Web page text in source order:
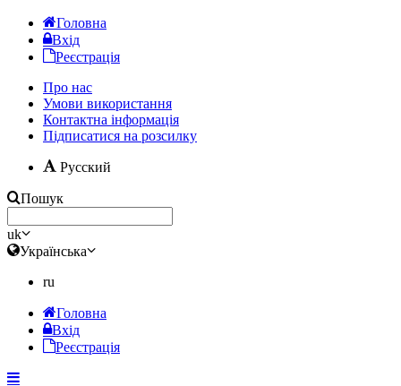
Головна
Вхід
Реєстрація
Про нас
Умови використання
Контактна інформація
Підписатися на розсилку
Русский
Пошук
uk
Українська
ru
Головна
Вхід
Реєстрація